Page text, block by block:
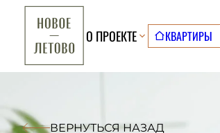
О ПРОЕКТЕ КВАРТИРЫ
ВЕРНУТЬСЯ НАЗАД